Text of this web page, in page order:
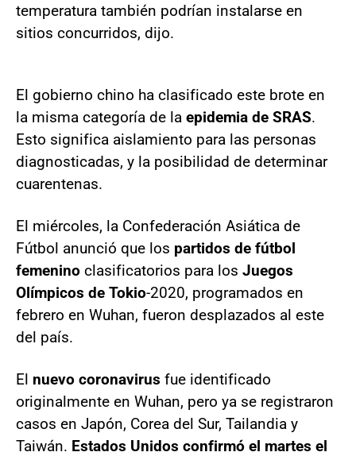
temperatura también podrían instalarse en
sitios concurridos, dijo.
El gobierno chino ha clasificado este brote en
la misma categoría de la epidemia de SRAS.
Esto significa aislamiento para las personas
diagnosticadas, y la posibilidad de determinar
cuarentenas.
El miércoles, la Confederación Asiática de
Fútbol anunció que los partidos de fútbol
femenino clasificatorios para los Juegos
Olímpicos de Tokio-2020, programados en
febrero en Wuhan, fueron desplazados al este
del país.
El nuevo coronavirus fue identificado
originalmente en Wuhan, pero ya se registraron
casos en Japón, Corea del Sur, Tailandia y
Taiwán. Estados Unidos confirmó el martes el